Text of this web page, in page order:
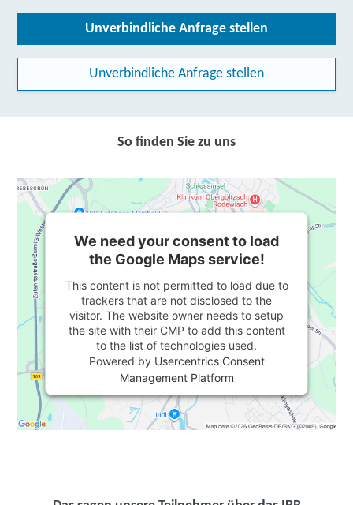
Unverbindliche Anfrage stellen
Unverbindliche Anfrage stellen
So finden Sie zu uns
We need your consent to load
the Google Maps service!
This content is not permitted to load due to
trackers that are not disclosed to the
visitor. The website owner needs to setup
the site with their CMP to add this content
to the list of technologies used.
Powered by Usercentrics Consent
Management Platform